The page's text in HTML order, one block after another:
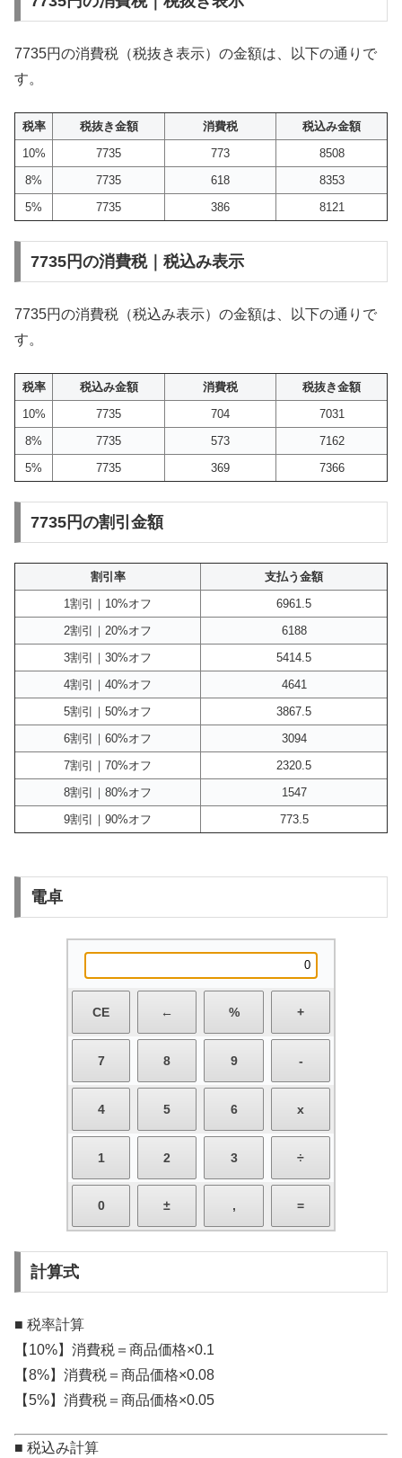
7735円の消費税（税抜き表示）の金額は、以下の通りで
す。
税率 税抜き金額 消費税
税込み金額
10%
7735 773
8508
8%
7735 618
8353
5%
7735 386 8121
7735円の消費税｜税込み表示
7735円の消費税（税込み表示）の金額は、以下の通りで
す。
税率 税込み金額 消費税
税抜き金額
10%
7735 704
7031
8%
7735 573
7162
5%
7735 369 7366
7735円の割引金額
割引率
支払う金額
1割引｜10%オフ
6961.5
2割引｜20%オフ
6188
3割引｜30%オフ
5414.5
4割引｜40%オフ
4641
5割引｜50%オフ
3867.5
6割引｜60%オフ
3094
7割引｜70%オフ
2320.5
8割引｜80%オフ
1547
9割引｜90%オフ
773.5
電卓
計算式
■ 税率計算
【10%】消費税＝商品価格×0.1
【8%】消費税＝商品価格×0.08
【5%】消費税＝商品価格×0.05
■ 税込み計算